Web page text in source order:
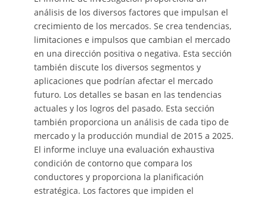
análisis de los diversos factores que impulsan el
crecimiento de los mercados. Se crea tendencias,
limitaciones e impulsos que cambian el mercado
en una dirección positiva o negativa. Esta sección
también discute los diversos segmentos y
aplicaciones que podrían afectar el mercado
futuro. Los detalles se basan en las tendencias
actuales y los logros del pasado. Esta sección
también proporciona un análisis de cada tipo de
mercado y la producción mundial de 2015 a 2025.
El informe incluye una evaluación exhaustiva
condición de contorno que compara los
conductores y proporciona la planificación
estratégica. Los factores que impiden el